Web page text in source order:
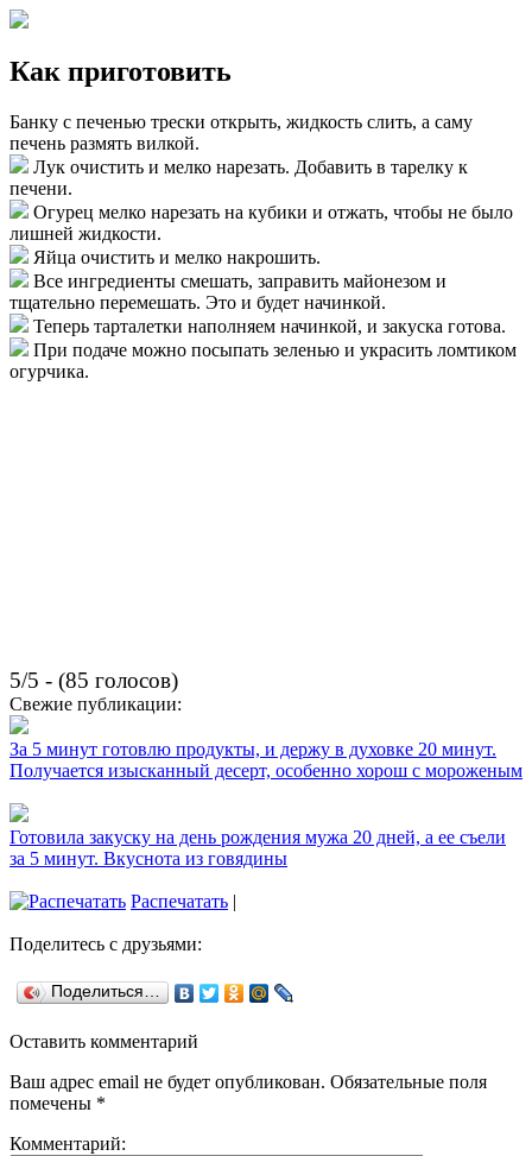
Как приготовить
Банку с печенью трески открыть, жидкость слить, а саму
печень размять вилкой.
Лук очистить и мелко нарезать. Добавить в тарелку к
печени.
Огурец мелко нарезать на кубики и отжать, чтобы не было
лишней жидкости.
Яйца очистить и мелко накрошить.
Все ингредиенты смешать, заправить майонезом и
тщательно перемешать. Это и будет начинкой.
Теперь тарталетки наполняем начинкой, и закуска готова.
При подаче можно посыпать зеленью и украсить ломтиком
огурчика.
5/5 - (85 голосов)
Свежие публикации:
За 5 минут готовлю продукты, и держу в духовке 20 минут.
Получается изысканный десерт, особенно хорош с мороженым
Готовила закуску на день рождения мужа 20 дней, а ее съели
за 5 минут. Вкуснота из говядины
Распечатать |
Поделитесь с друзьями:
Поделиться…
Оставить комментарий
Ваш адрес email не будет опубликован. Обязательные поля
помечены *
Комментарий: